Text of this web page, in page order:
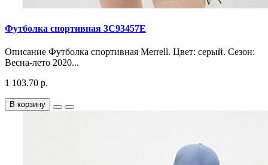
Футболка спортивная 3C93457E
Описание Футболка спортивная Merrell. Цвет: серый. Сезон:
Весна-лето 2020...
1 103.70 р.
В корзину